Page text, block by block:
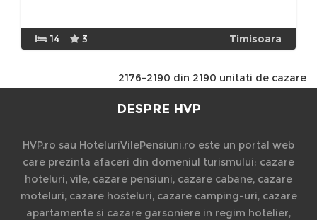
14 3 Timisoara
2176-2190 din 2190 unitati de cazare
DESPRE HVP
HVP.ro sau HoteluriVilePensiuni.ro este un portal web
care prezinta afaceri din domeniul turismului: cazare
hoteluri, vile, cazare pensiuni, cazare cabane, cazare
moteluri, cazare hosteluri, cazare camping-uri, cazare
apartamente si cazare garsoniere in regim hotelier,